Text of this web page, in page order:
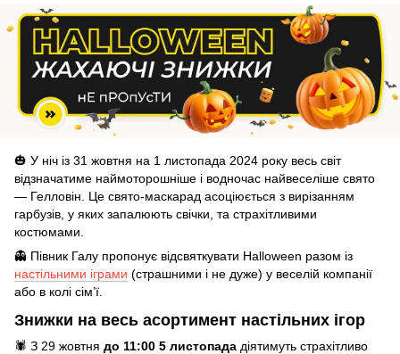
🎃 У ніч із 31 жовтня на 1 листопада 2024 року весь світ
відзначатиме наймоторошніше і водночас найвеселіше свято
— Гелловін. Це свято-маскарад асоціюється з вирізанням
гарбузів, у яких запалюють свічки, та страхітливими
костюмами.
👻 Півник Галу пропонує відсвяткувати Halloween разом із
настільними іграми (страшними і не дуже) у веселій компанії
або в колі сім’ї.
Знижки на весь асортимент настільних ігор
🕷️ З 29 жовтня до 11:00 5 листопада діятимуть страхітливо